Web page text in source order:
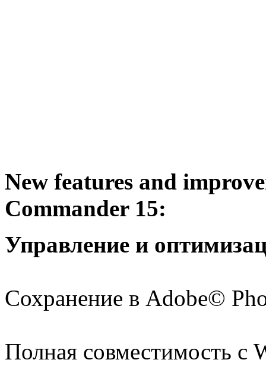
New features and
Commander 15:
Управление и
Сохранение в Adobe©
Полная совместимость с